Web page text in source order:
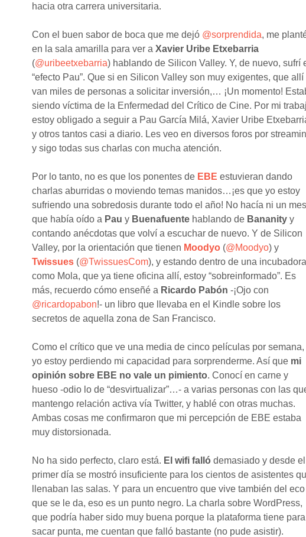
hacia otra carrera universitaria.
Con el buen sabor de boca que me dejó @sorprendida, me
en la sala amarilla para ver a Xavier Uribe Etxebarria
(@uribeetxebarria) hablando de Silicon Valley. Y, de nuevo, sufrí
“efecto Pau”. Que si en Silicon Valley son muy exigentes, que allí
van miles de personas a solicitar inversión,… ¡Un momento!
siendo víctima de la Enfermedad del Crítico de Cine. Por mi
estoy obligado a seguir a Pau García Milá, Xavier Uribe
y otros tantos casi a diario. Les veo en diversos foros por
y sigo todas sus charlas con mucha atención.
Por lo tanto, no es que los ponentes de EBE estuvieran dando
charlas aburridas o moviendo temas manidos…¡es que yo estoy
sufriendo una sobredosis durante todo el año! No hacía ni un mes
que había oído a Pau y Buenafuente hablando de Bananity y
contando anécdotas que volví a escuchar de nuevo. Y de Silicon
Valley, por la orientación que tienen Moodyo (@Moodyo) y
Twissues (@TwissuesCom), y estando dentro de una incubadora
como Mola, que ya tiene oficina allí, estoy “sobreinformado”. Es
más, recuerdo cómo enseñé a Ricardo Pabón -¡Ojo con
@ricardopabon!- un libro que llevaba en el Kindle sobre los
secretos de aquella zona de San Francisco.
Como el crítico que ve una media de cinco películas por semana,
yo estoy perdiendo mi capacidad para sorprenderme. Así que mi
opinión sobre EBE no vale un pimiento. Conocí en carne y
hueso -odio lo de “desvirtualizar”…- a varias personas con las
mantengo relación activa vía Twitter, y hablé con otras muchas.
Ambas cosas me confirmaron que mi percepción de EBE estaba
muy distorsionada.
No ha sido perfecto, claro está. El wifi falló demasiado y desde el
primer día se mostró insuficiente para los cientos de asistentes
llenaban las salas. Y para un encuentro que vive también del eco
que se le da, eso es un punto negro. La charla sobre WordPress,
que podría haber sido muy buena porque la plataforma tiene para
sacar punta, me cuentan que falló bastante (no pude asistir).